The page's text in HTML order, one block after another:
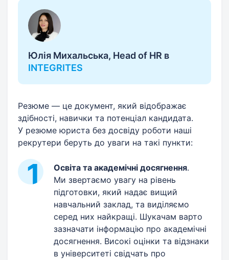
Юлія Михальська, Head of HR в
INTEGRITES
Резюме — це документ, який відображає
здібності, навички та потенціал кандидата.
У резюме юриста без досвіду роботи наші
рекрутери беруть до уваги на такі пункти:
Освіта та академічні досягнення.
Ми звертаємо увагу на рівень
підготовки, який надає вищий
навчальний заклад, та виділяємо
серед них найкращі. Шукачам варто
зазначати інформацію про академічні
досягнення. Високі оцінки та відзнаки
в університеті свідчать про